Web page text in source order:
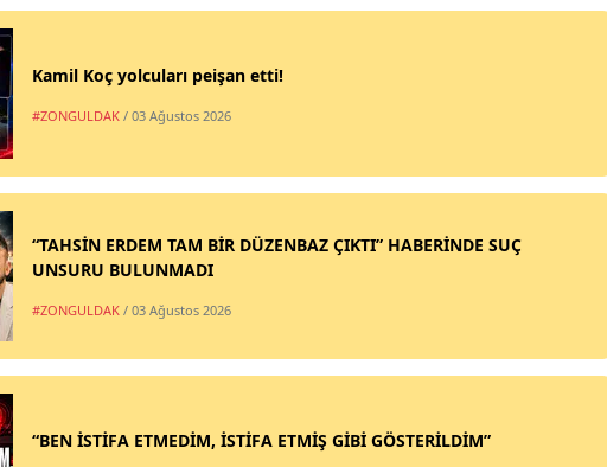
Kamil Koç yolcuları peişan etti!
#ZONGULDAK / 03 Ağustos 2026
“TAHSİN ERDEM TAM BİR DÜZENBAZ ÇIKTI” HABERİNDE SUÇ
UNSURU BULUNMADI
#ZONGULDAK / 03 Ağustos 2026
“BEN İSTİFA ETMEDİM, İSTİFA ETMİŞ GİBİ GÖSTERİLDİM”